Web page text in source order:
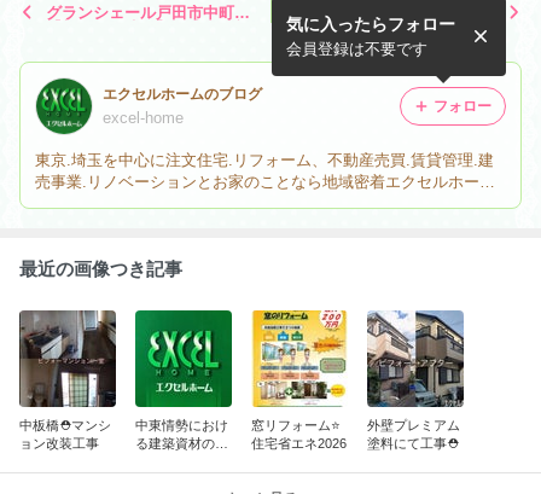
グランシェール戸田市中町
エクセルホームのブログ
excel-home
東京.埼玉を中心に注文住宅.リフォーム、不動産売買.賃貸管理.建
売事業.リノベーションとお家のことなら地域密着エクセルホーム
へお任せください。 創業30周年を迎え更に皆様から愛されるよう
気に入ったらフォロー
会員登録は不要です
フォロー
最近の画像つき記事
中板橋⛑️マンシ
ョン改装工事
中東情勢におけ
る建築資材の遅
窓リフォーム⭐️
住宅省エネ2026
外壁プレミアム
塗料にて工事⛑️